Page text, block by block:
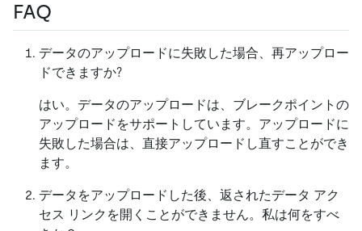
FAQ
データのアップロードに失敗した場合、再アップロー
ドできますか?
はい。データのアップロードは、ブレークポイントの
アップロードをサポートしています。アップロードに
失敗した場合は、直接アップロードし直すことができ
ます。
データをアップロードした後、返されたデータ アク
セス リンクを開くことができません。私は何をすべ